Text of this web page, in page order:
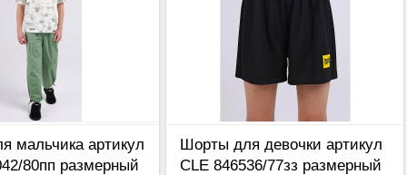
мальчика артикул
80пп размерный
Шорты для девочки артикул
CLE 846536/77зз размерный